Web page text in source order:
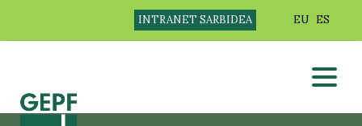
INTRANET SARBIDEA EU ES